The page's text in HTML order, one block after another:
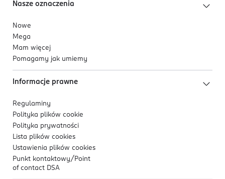
Nasze oznaczenia
Nowe
Mega
Mam więcej
Pomagamy jak umiemy
Informacje prawne
Regulaminy
Polityka plików cookie
Polityka prywatności
Lista plików cookies
Ustawienia plików cookies
Punkt kontaktowy/ Point
of contact DSA